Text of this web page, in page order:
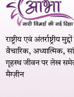
राष्ट्रीय एवं
वैचारिक, अध्यात्मिक,
गृहस्थ जीवन पर लेख
मैग्ज़ीन